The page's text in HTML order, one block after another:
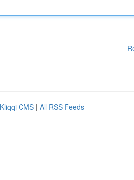
Kliqqi CMS | All RSS Feeds